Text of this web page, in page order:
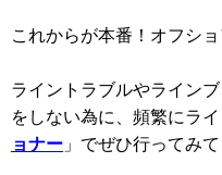
これからが本番！オフショ
ライントラブルやライン
をしない為に、頻繁にラ
ョナー 」でぜひ行ってみて